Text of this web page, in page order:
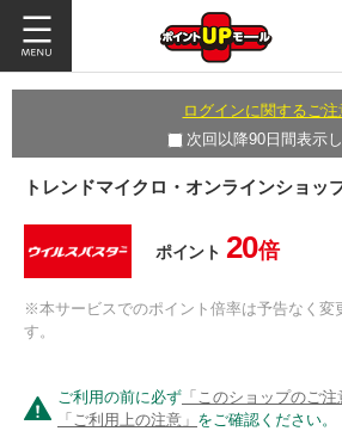
ログインに関するご注
次回以降90日間表示
トレンドマイクロ・オンラインショッ
ポイント 20倍
※本サービスでのポイント倍率は予告なく変
す。
ご利用の前に必ず 「このショップのご注
「ご利用上の注意」 をご確認ください。